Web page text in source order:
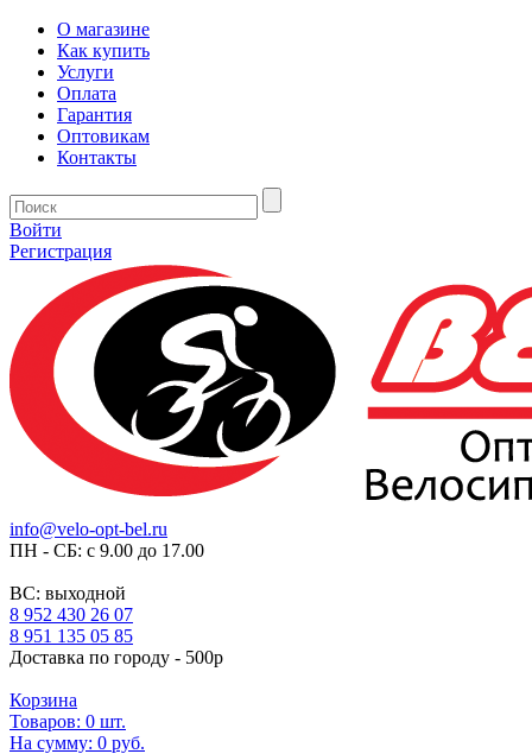
О магазине
Как купить
Услуги
Оплата
Гарантия
Оптовикам
Контакты
Войти
Регистрация
info@velo-opt-bel.ru
ПН - СБ: с 9.00 до 17.00
ВС: выходной
8 952 430 26 07
8 951 135 05 85
Доставка по городу - 500р
Корзина
Товаров: 0 шт.
На сумму: 0 руб.